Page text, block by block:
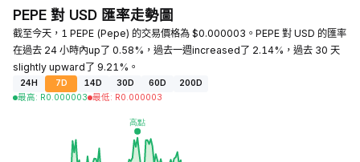
PEPE 對 USD 匯率走勢圖
截至今天，1 PEPE (Pepe) 的交易價格為 $0.000003。PEPE 對 USD 的匯率
在過去 24 小時內up了 0.58%，過去一週increased了 2.14%，過去 30 天
slightly upward了 9.21%。
24H 7D 14D 30D 60D
200D
最高: R0.000003 最低: R0.000003